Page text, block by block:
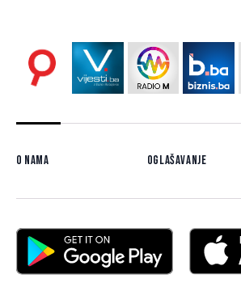
O nama Oglašavanje